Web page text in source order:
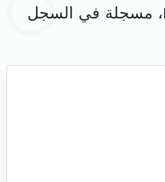
تحت الرقم B08208572020، مسجلة في السجل